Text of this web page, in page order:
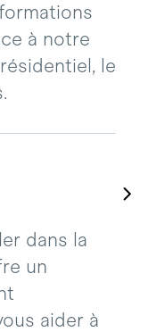
à notre
le
dans la
un
aider à